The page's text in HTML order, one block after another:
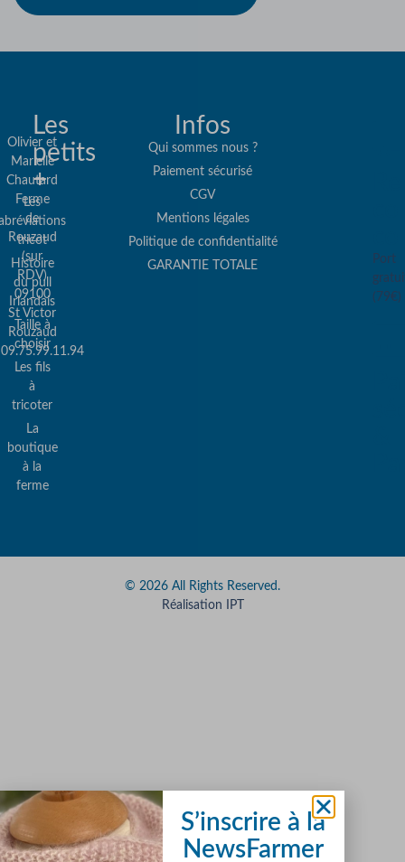
Olivier et
Marielle
Chautard
Ferme
de
Rouzaud
(sur
RDV)
09100
St Victor
Rouzaud
09.75.99.11.94
Les
petits
+
Les
tricot
Histoire
du pull
Irlandais
Taille à
choisir
Les fils
à
tricoter
La
boutique
à la
ferme
Infos
Qui sommes nous ?
Paiement sécurisé
CGV
Mentions légales
Politique de confidentialité
GARANTIE TOTALE
Port
(79€)
© 2026 All Rights Reserved.
Réalisation IPT
S’inscrire à la
NewsFarmer